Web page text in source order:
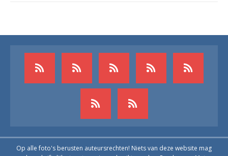
Op alle foto's berusten auteursrechten! Niets van deze website mag